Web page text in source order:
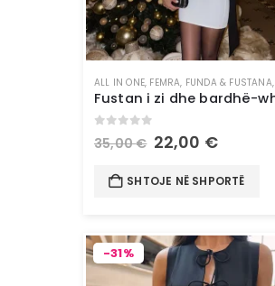
ALL IN ONE, FEMRA, FUNDA & FUSTANA,
out of 5
35,00€ 22,00 €
SHTOJE NË SHPORTË
-31%